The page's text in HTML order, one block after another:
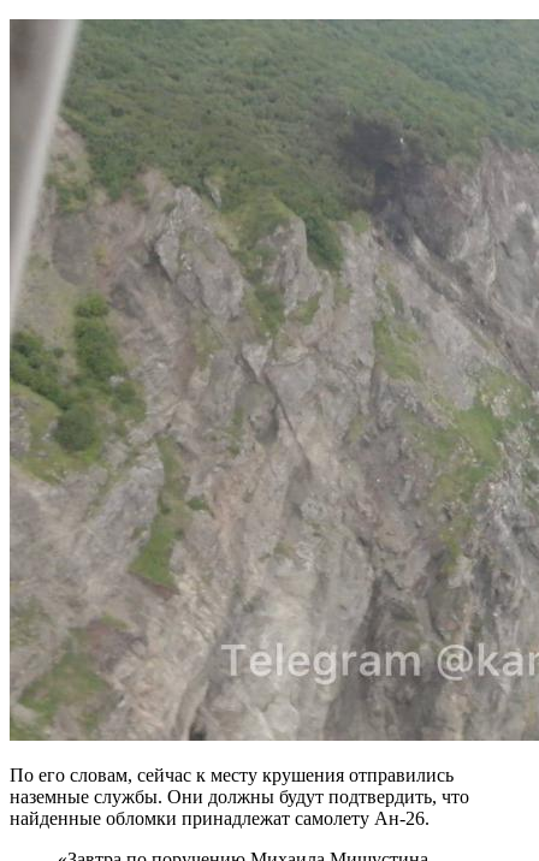
По его словам, сейчас к месту крушения отправились
наземные службы. Они должны будут подтвердить, что
найденные обломки принадлежат самолету Ан-26.